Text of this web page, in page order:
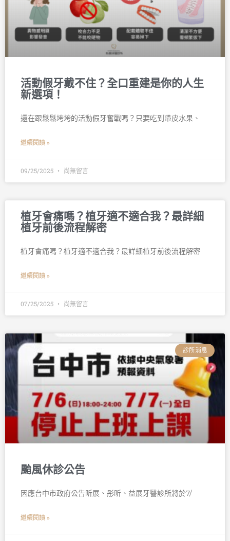
活動假牙戴不住？全口重建是你的人生
新選項！
還在跟鬆鬆垮垮的活動假牙奮戰嗎？只要吃到帶皮水果、
繼續閱讀 »
09/25/2025 尚無留言
植牙會痛嗎？植牙適不適合我？最詳細
植牙前後流程解密
植牙會痛嗎？植牙適不適合我？最詳細植牙前後流程解密
繼續閱讀 »
07/25/2025 尚無留言
診所消息
颱風休診公告
因應台中市政府公告昕展、彤昕、益展牙醫診所將於7/
繼續閱讀 »